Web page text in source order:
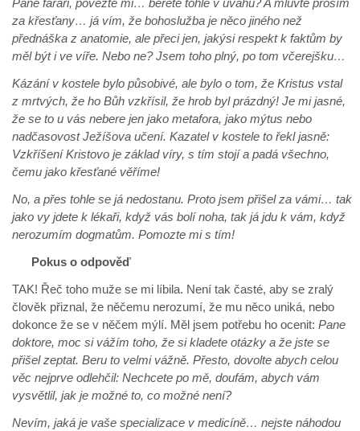
Pane faráři, povězte mi… berete tohle v úvahu? A mluvte prosím
za křesťany… já vím, že bohoslužba je něco jiného než
přednáška z anatomie, ale přeci jen, jakýsi respekt k faktům by
měl být i ve víře. Nebo ne? Jsem toho plný, po tom včerejšku…
Kázání v kostele bylo působivé, ale bylo o tom, že Kristus vstal
z mrtvých, že ho Bůh vzkřísil, že hrob byl prázdný! Je mi jasné,
že se to u vás nebere jen jako metafora, jako mýtus nebo
nadčasovost Ježíšova učení. Kazatel v kostele to řekl jasně:
Vzkříšení Kristovo je základ víry, s tím stojí a padá všechno,
čemu jako křesťané věříme!
No, a přes tohle se já nedostanu. Proto jsem přišel za vámi… tak
jako vy jdete k lékaři, když vás bolí noha, tak já jdu k vám, když
nerozumím dogmatům. Pomozte mi s tím!
Pokus o odpověď
TAK! Řeč toho muže se mi líbila. Není tak časté, aby se zralý
člověk přiznal, že něčemu nerozumí, že mu něco uniká, nebo
dokonce že se v něčem mýlí. Měl jsem potřebu ho ocenit: Pane
doktore, moc si vážím toho, že si kladete otázky a že jste se
přišel zeptat. Beru to velmi vážně. Přesto, dovolte abych celou
věc nejprve odlehčil: Nechcete po mě, doufám, abych vám
vysvětlil, jak je možné to, co možné není?
Nevím, jaká je vaše specializace v medicíně… nejste náhodou